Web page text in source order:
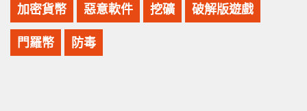
加密貨幣 惡意軟件 挖礦 破解版遊戲
門羅幣 防毒